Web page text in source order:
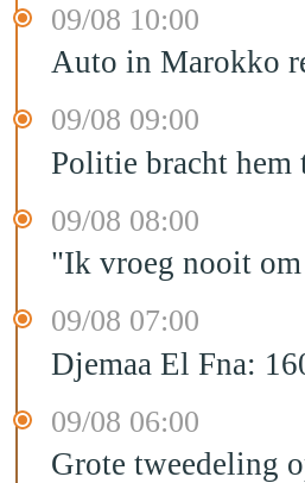
09/08 10:00
Auto in Marokko
09/08 09:00
Politie bracht hem
09/08 08:00
"Ik vroeg nooit
09/08 07:00
Djemaa El Fna:
09/08 06:00
Grote tweedeling